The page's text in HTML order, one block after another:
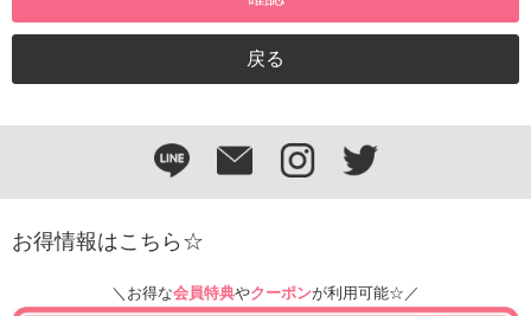
お得情報はこちら☆
＼お得な会員特典やクーポンが利用可能☆／